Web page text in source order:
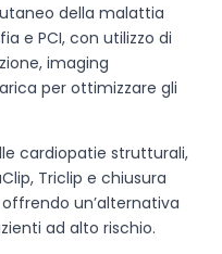
della malattia
e PCI, con utilizzo di
imaging
per ottimizzare gli
cardiopatie strutturali,
Triclip e chiusura
un’alternativa
ad alto rischio.